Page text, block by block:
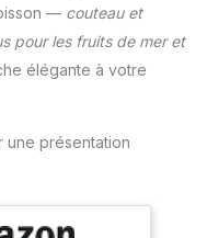
le thermometre
s'éteindra
après
d'inactivité ;
de la
vous permet
les
dans
commutable
est tenu, ce
— couteau et
pour les fruits de mer et
élégante à votre
une présentation